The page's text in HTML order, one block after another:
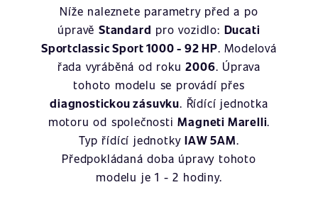
Níže naleznete parametry před a po
úpravěStandard pro vozidlo: Ducati
Sportclassic Sport 1000 - 92 HP. Modelová
řada vyráběná od roku2006. Úprava
tohoto modelu se provádí přes
diagnostickou zásuvku. Řídící jednotka
motoru od společnostiMagneti Marelli.
Typ řídící jednotkyIAW 5AM.
Předpokládaná doba úpravy tohoto
modelu je 1 - 2 hodiny.